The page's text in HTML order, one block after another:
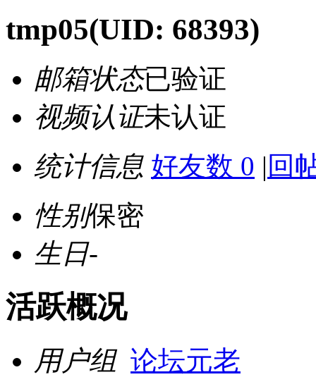
tmp05(UID: 68393)
邮箱状态已验证
视频认证未认证
统计信息 好友数 0 | 回
性别保密
生日-
活跃概况
用户组 论坛元老